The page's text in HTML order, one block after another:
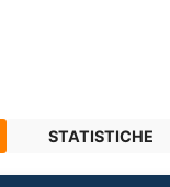
STATISTICHE